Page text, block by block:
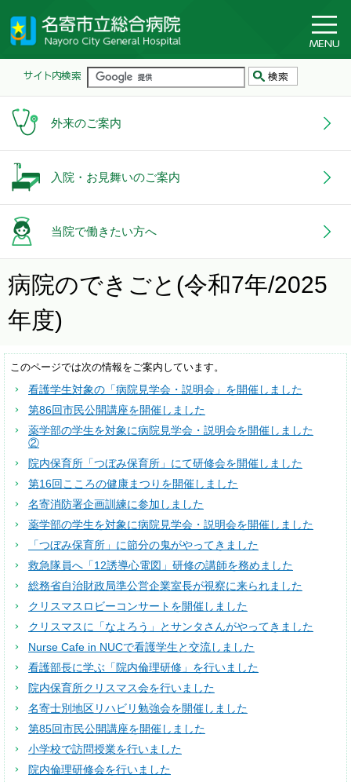
外来のご案内
入院・お見舞いのご案内
当院で働きたい方へ
病院のできごと(令和7年/2025
年度)
このページでは次の情報をご案内しています。
看護学生対象の「病院見学会・説明会」を開催しました
第86回市民公開講座を開催しました
薬学部の学生を対象に病院見学会・説明会を開催しました
②
院内保育所「つぼみ保育所」にて研修会を開催しました
第16回こころの健康まつりを開催しました
名寄消防署企画訓練に参加しました
薬学部の学生を対象に病院見学会・説明会を開催しました
「つぼみ保育所」に節分の鬼がやってきました
救急隊員へ「12誘導心電図」研修の講師を務めました
総務省自治財政局準公営企業室長が視察に来られました
クリスマスロビーコンサートを開催しました
クリスマスに「なよろう」とサンタさんがやってきました
Nurse Cafe in NUCで看護学生と交流しました
看護部長に学ぶ「院内倫理研修」を行いました
院内保育所クリスマス会を行いました
名寄士別地区リハビリ勉強会を開催しました
第85回市民公開講座を開催しました
小学校で訪問授業を行いました
院内倫理研修会を行いました